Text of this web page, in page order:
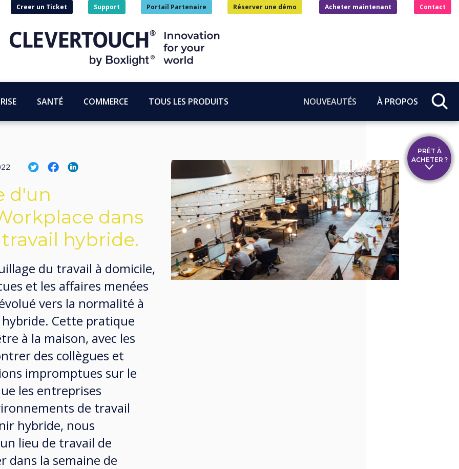
Creer un Ticket Support Portail Partenaire Réserver une démo Acheter maintenant Contact
SANTÉ COMMERCE TOUS LES PRODUITS NOUVEAUTÉS À PROPOS
d'un
dans
hybride.
du travail à domicile,
et les affaires menées
vers la normalité à
Cette pratique
à la maison, avec les
des collègues et
impromptues sur le
les entreprises
de travail
hybride, nous
lieu de travail de
dans la semaine de
PRÊT À
ACHETER ?